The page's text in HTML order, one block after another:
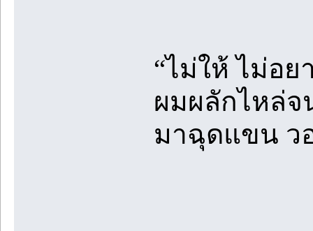
“ไม่ให้ ไม่อ
ผมผลักไหล่จ
มาฉุดแขน วอ